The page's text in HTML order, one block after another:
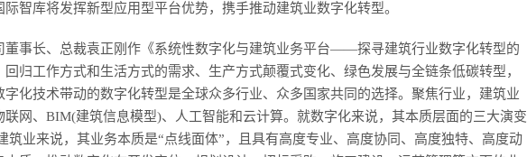
智库将发挥新型应用型平台优势，携手推动建筑业数字化转型。
董事长、总裁袁正刚作《系统性数字化与建筑业务平台——探寻建筑行业数字化转型的
归工作方式和生活方式的需求、生产方式颠覆式变化、绿色发展与全链条低碳转型，
化技术带动的数字化转型是全球众多行业、众多国家共同的选择。聚焦行业，建筑业
网、BIM(建筑信息模型)、人工智能和云计算。就数字化来说，其本质层面的三大演变
筑业来说，其业务本质是“点线面体”，且具有高度专业、高度协同、高度独特、高度动